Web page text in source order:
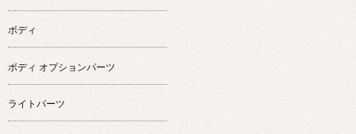
ボディ
ボディ オプションパーツ
ライトパーツ